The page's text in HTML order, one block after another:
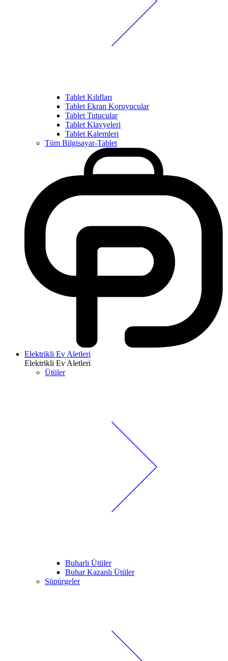
Tablet Kılıfları
Tablet Ekran Koruyucular
Tablet Tutucular
Tablet Klavyeleri
Tablet Kalemleri
Tüm Bilgisayar-Tablet
Elektrikli Ev Aletleri
Elektrikli Ev Aletleri
Ütüler
Buharlı Ütüler
Buhar Kazanlı Ütüler
Süpürgeler